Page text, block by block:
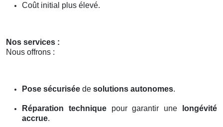
Coût initial plus élevé.
Nos services :
Nous offrons :
Pose sécurisée de solutions autonomes.
Réparation techniquepour garantir une
longévité
accrue.